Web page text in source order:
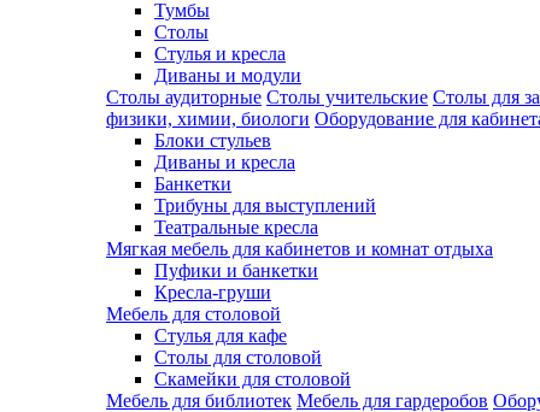
Тумбы
Столы
Стулья и кресла
Диваны и модули
Столы аудиторные Столы учительские Столы для
физики, химии, биологи Оборудование для
Блоки стульев
Диваны и кресла
Банкетки
Трибуны для выступлений
Театральные кресла
Мягкая мебель для кабинетов и комнат отдыха
Пуфики и банкетки
Кресла-груши
Мебель для столовой
Cтулья для кафе
Cтолы для столовой
Скамейки для столовой
Мебель для библиотек Мебель для гардеробов